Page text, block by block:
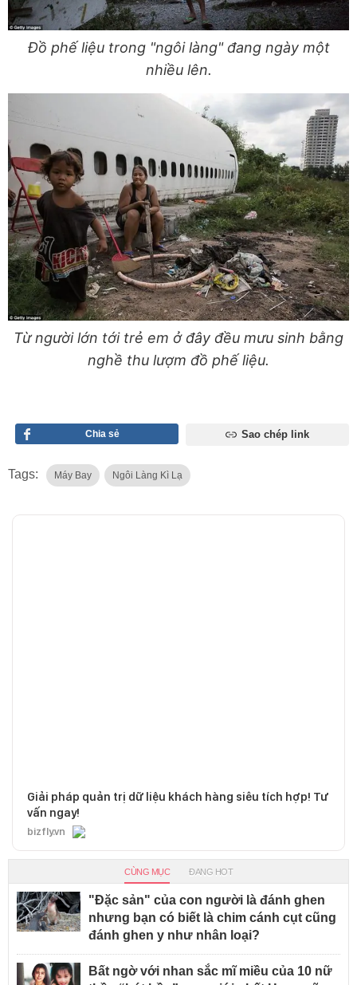
Đồ phế liệu trong "ngôi làng" đang ngày một
nhiều lên.
Từ người lớn tới trẻ em ở đây đều mưu sinh bằng
nghề thu lượm đồ phế liệu.
Chia sẻ Sao chép link
Tags: Máy Bay Ngôi Làng Kì Lạ
Giải pháp quản trị dữ liệu khách hàng siêu tích hợp! Tư
vấn ngay!
bizfly.vn
CÙNG MỤC ĐANG HOT
"Đặc sản" của con người là đánh ghen
nhưng bạn có biết là chim cánh cụt cũng
đánh ghen y như nhân loại?
Bất ngờ với nhan sắc mĩ miều của 10 nữ